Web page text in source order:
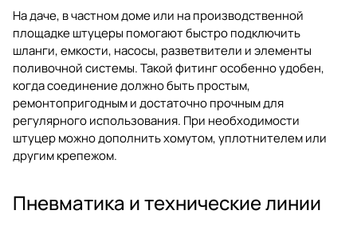
На даче, в частном доме или на производственной
площадке штуцеры помогают быстро подключить
шланги, емкости, насосы, разветвители и элементы
поливочной системы. Такой фитинг особенно удобен,
когда соединение должно быть простым,
ремонтопригодным и достаточно прочным для
регулярного использования. При необходимости
штуцер можно дополнить хомутом, уплотнителем или
другим крепежом.
Пневматика и технические линии